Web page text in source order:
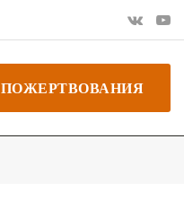
ПОЖЕРТВОВАНИЯ